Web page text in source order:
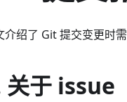
介绍了 Git 提交变更时
关于 issue